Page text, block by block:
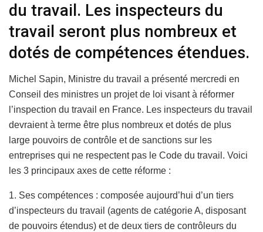
du travail. Les inspecteurs du
travail seront plus nombreux et
dotés de compétences étendues.
Michel Sapin, Ministre du travail a présenté mercredi en
Conseil des ministres un projet de loi visant à réformer
l’inspection du travail en France. Les inspecteurs du travail
devraient à terme être plus nombreux et dotés de plus
large pouvoirs de contrôle et de sanctions sur les
entreprises qui ne respectent pas le Code du travail. Voici
les 3 principaux axes de cette réforme :
1. Ses compétences : composée aujourd’hui d’un tiers
d’inspecteurs du travail (agents de catégorie A, disposant
de pouvoirs étendus) et de deux tiers de contrôleurs du